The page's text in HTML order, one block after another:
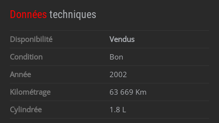
Données techniques
Disponibilité
Vendus
Condition
Bon
Année
2002
Kilométrage
63 669 Km
Cylindrée
1.8 L